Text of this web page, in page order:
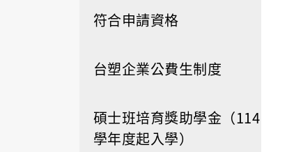
符合申請資格
台塑企業公費生制度
碩士班培育獎助學金（114
學年度起入學）